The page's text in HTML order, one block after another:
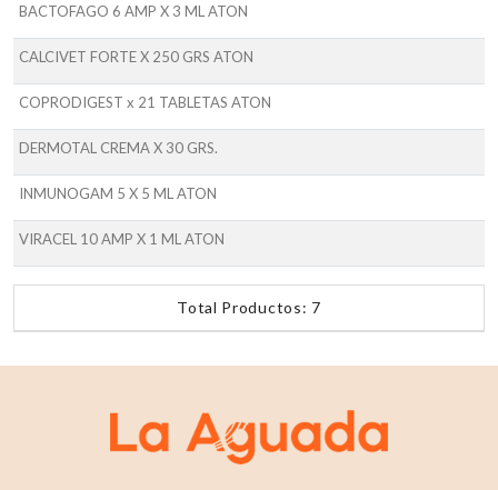
BACTOFAGO 6 AMP X 3 ML ATON
CALCIVET FORTE X 250 GRS ATON
COPRODIGEST x 21 TABLETAS ATON
DERMOTAL CREMA X 30 GRS.
INMUNOGAM 5 X 5 ML ATON
VIRACEL 10 AMP X 1 ML ATON
Total Productos: 7